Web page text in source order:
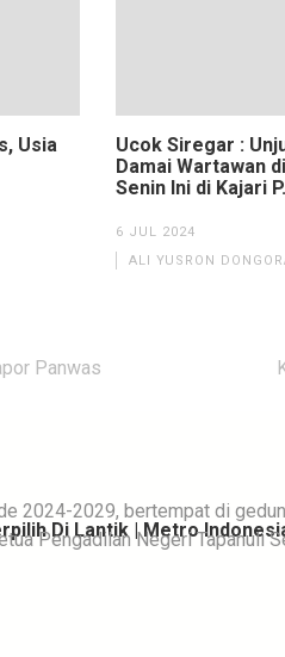
Usia
Ucok Siregar :
Damai Wartawan
Senin Ini di Kajari
6 JUL 2024
ALI YUSRON
Panwas
Di Lantik | Metro
2024-2029, bertempat di
Pengadilan Negeri Tapanuli